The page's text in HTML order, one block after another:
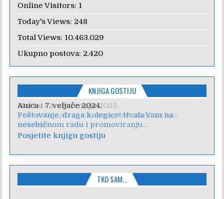
Online Visitors: 1
Today's Views: 248
Total Views: 10.463.029
Ukupno postova: 2.420
KNJIGA GOSTIJU
Anica/7. veljače 2024.
Poštovanje, draga kolegice! Hvala Vam na
nesebičnom radu i promoviranju...
Posjetite knjigu gostiju
TKO SAM…